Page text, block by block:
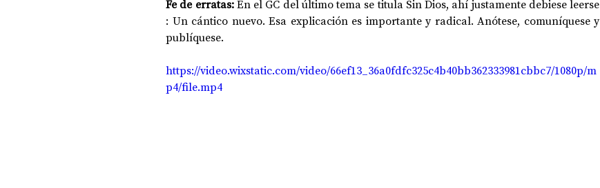
Fe de erratas: En el GC del último tema se titula Sin Dios, ahí justamente debiese leerse
: Un cántico nuevo. Esa explicación es importante y radical. Anótese, comuníquese y
publíquese.
https://video.wixstatic.com/video/66ef13_36a0fdfc325c4b40bb362333981cbbc7/1080p/m
p4/file.mp4